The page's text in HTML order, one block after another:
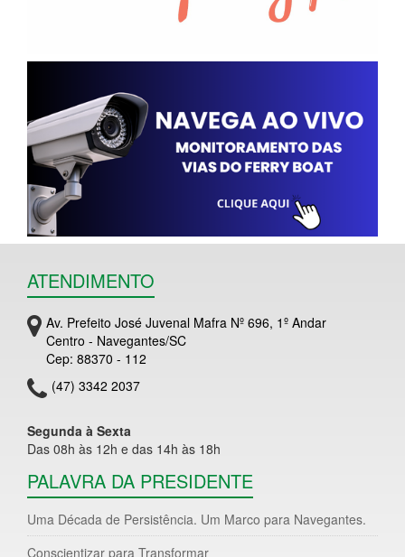
ATENDIMENTO
Av. Prefeito José Juvenal Mafra Nº 696, 1º Andar
Centro - Navegantes/SC
Cep: 88370 - 112
(47) 3342 2037
Segunda à Sexta
Das 08h às 12h e das 14h às 18h
PALAVRA DA PRESIDENTE
Uma Década de Persistência. Um Marco para Navegantes.
Conscientizar para Transformar